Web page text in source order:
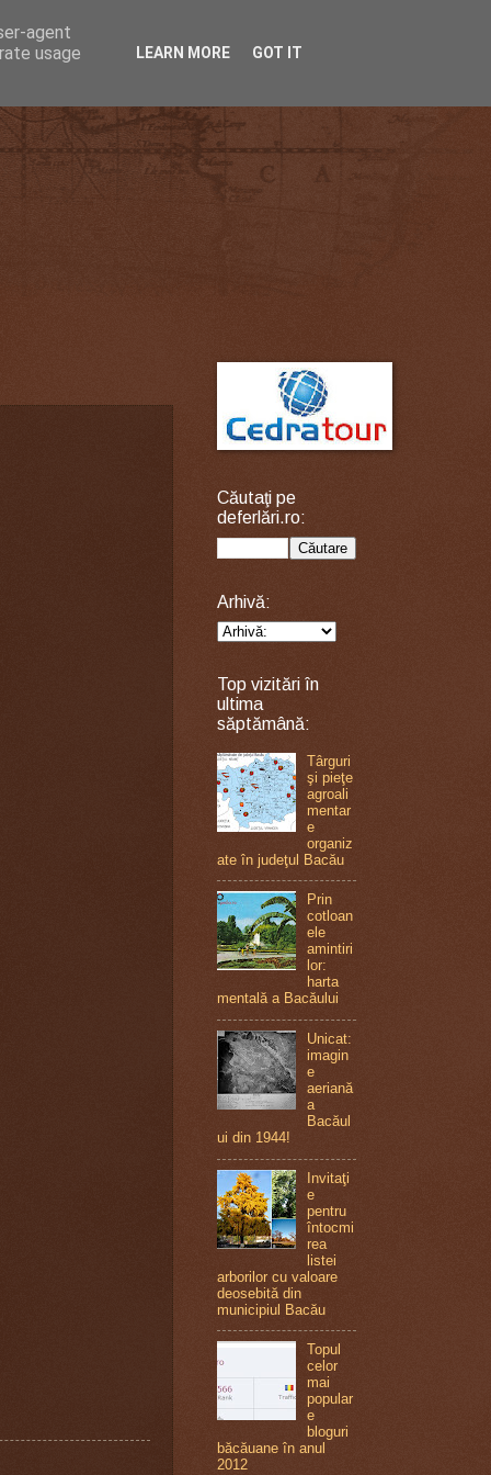
Căutaţi pe
deferlări.ro:
Arhivă:
Top vizitări în
ultima
săptămână:
Târguri
şi pieţe
agroali
mentar
e
organiz
ate în judeţul Bacău
Prin
cotloan
ele
amintiri
lor:
harta
mentală a Bacăului
Unicat:
imagin
e
aeriană
a
Bacăul
ui din 1944!
Invitaţi
e
pentru
întocmi
rea
listei
arborilor cu valoare
deosebită din
municipiul Bacău
Topul
celor
mai
popular
e
bloguri
băcăuane în anul
2012
agent
usage
LEARN MORE GOT IT